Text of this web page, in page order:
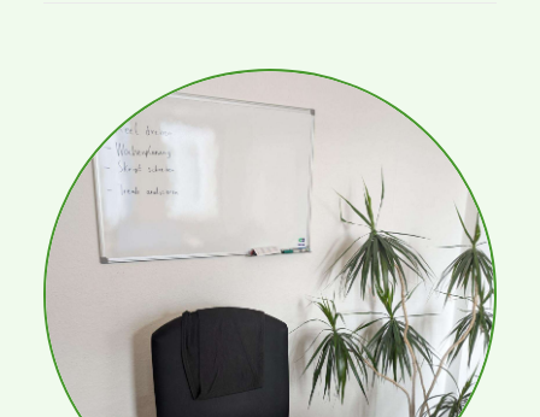
Josefine Paul, MdL
Robin Korte, MdL
Delegierte